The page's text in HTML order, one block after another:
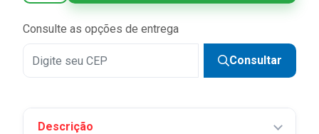
Consulte as opções de entrega
Consultar
Descrição